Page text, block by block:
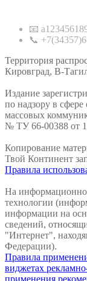
📧
📞
Территория
Кировград, В-
Издание
по надзору в
массовых
№ ТУ 66-00388 от
Копирование
Твой Континент
Правила
На
технологии
информации на
сведений,
"Интернет",
Федерации).
Правила
виджетах
применения